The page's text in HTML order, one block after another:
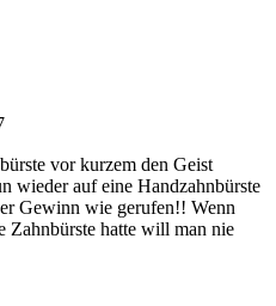
vor kurzem den Geist
wieder auf eine Handzahnbürste
Gewinn wie gerufen!! Wenn
Zahnbürste hatte will man nie